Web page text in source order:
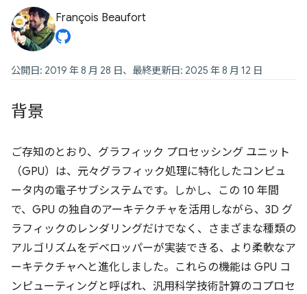
François Beaufort
公開日: 2019 年 8 月 28 日、最終更新日: 2025 年 8 月 12 日
背景
ご存知のとおり、グラフィック プロセッシング ユニット
（GPU）は、元々グラフィック処理に特化したコンピュ
ータ内の電子サブシステムです。しかし、この 10 年間
で、GPU の独自のアーキテクチャを活用しながら、3D グ
ラフィックのレンダリングだけでなく、さまざまな種類の
アルゴリズムをデベロッパーが実装できる、より柔軟なア
ーキテクチャへと進化しました。これらの機能は GPU コ
ンピューティングと呼ばれ、汎用科学技術計算のコプロセ